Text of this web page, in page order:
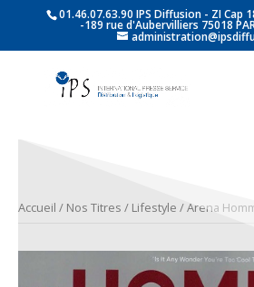
01.46.07.63.90 IPS Diffusion - ZI Cap
-189 rue d'Aubervilliers 75018
Accueil / Nos Titres / Lifestyle / Arena